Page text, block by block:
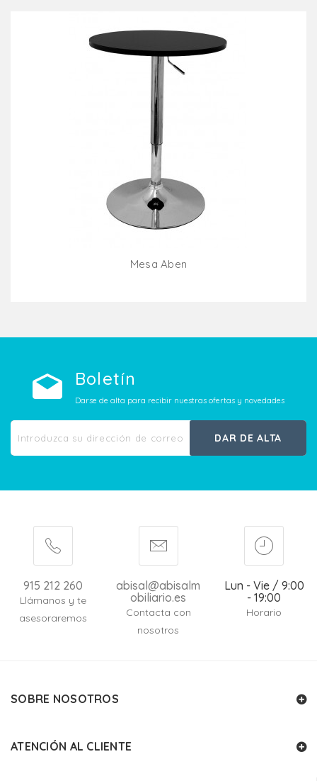
Mesa Aben
Boletín
Darse de alta para recibir nuestras ofertas y novedades
DAR DE ALTA
915 212 260
Llámanos y te
asesoraremos
abisal@abisalm
obiliario.es
Contacta con
nosotros
Lun - Vie / 9:00
- 19:00
Horario
SOBRE NOSOTROS
ATENCIÓN AL CLIENTE